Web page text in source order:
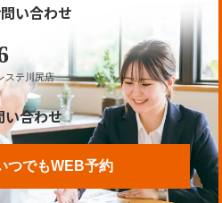
い合わせ
テ川尻店
い合わせ
つでもWEB予約